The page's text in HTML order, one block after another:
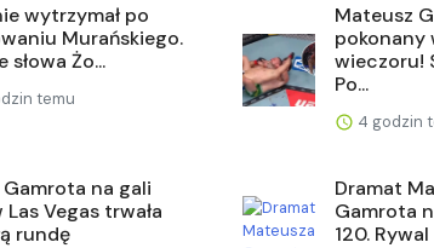
wytrzymał po
Murańskiego.
słowa Żo...
temu
Mateusz
pokonany
wieczoru!
Po...
4 godzin
Gamrota na gali
Las Vegas trwała
rundę
Dramat
Gamrota
120.